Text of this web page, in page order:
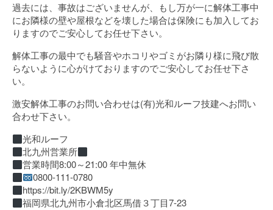
過去には、事故はございませんが、もし万が一に解体工事中
にお隣様の壁や屋根などを壊した場合は保険にも加入してお
りますのでご安心してお任せ下さい。
解体工事の最中でも騒音やホコリやゴミがお隣り様に飛び散
らないように心がけておりますのでご安心してお任せ下さ
い。
激安解体工事のお問い合わせは(有)光和ルーフ技建へお問い
合わせ下さい。
光和ルーフ
北九州営業所
営業時間8:00～21:00 年中無休
0800-111-0780
https://bit.ly/2KBWM5y
福岡県北九州市小倉北区馬借３丁目7-23